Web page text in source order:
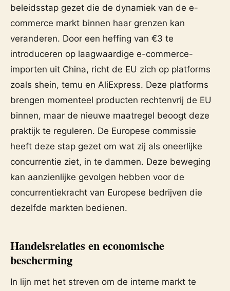
beleidsstap gezet die de dynamiek van de e-
commerce markt binnen haar grenzen kan
veranderen. Door een heffing van €3 te
introduceren op laagwaardige e-commerce-
importen uit China, richt de EU zich op platforms
zoals shein, temu en AliExpress. Deze platforms
brengen momenteel producten rechtenvrij de EU
binnen, maar de nieuwe maatregel beoogt deze
praktijk te reguleren. De Europese commissie
heeft deze stap gezet om wat zij als oneerlijke
concurrentie ziet, in te dammen. Deze beweging
kan aanzienlijke gevolgen hebben voor de
concurrentiekracht van Europese bedrijven die
dezelfde markten bedienen.
Handelsrelaties en economische
bescherming
In lijn met het streven om de interne markt te